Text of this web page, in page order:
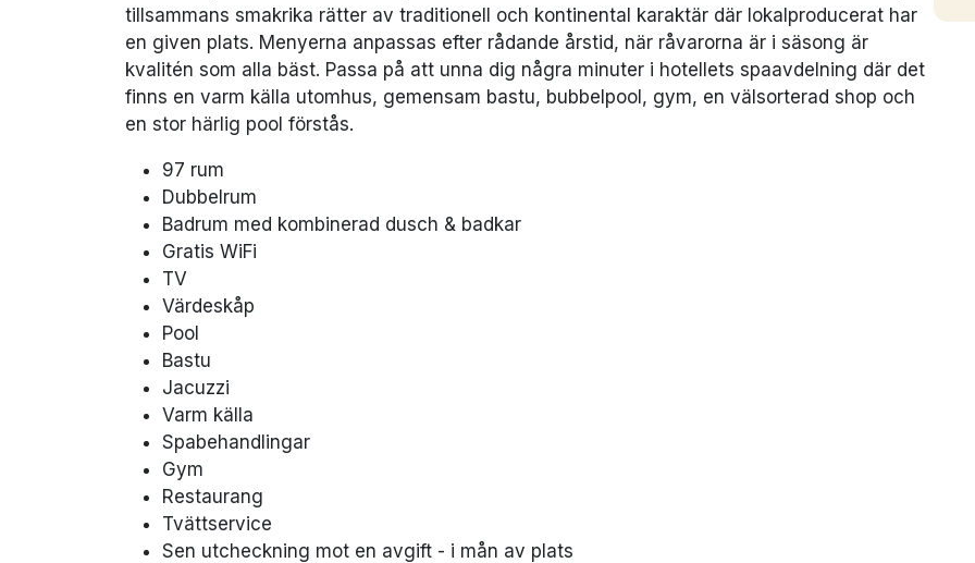
tillsammans smakrika rätter av traditionell och kontinental karaktär där lokalproducerat har
en given plats. Menyerna anpassas efter rådande årstid, när råvarorna är i säsong är
kvalitén som alla bäst. Passa på att unna dig några minuter i hotellets spaavdelning där det
finns en varm källa utomhus, gemensam bastu, bubbelpool, gym, en välsorterad shop och
en stor härlig pool förstås.
97 rum
Dubbelrum
Badrum med kombinerad dusch & badkar
Gratis WiFi
TV
Värdeskåp
Pool
Bastu
Jacuzzi
Varm källa
Spabehandlingar
Gym
Restaurang
Tvättservice
Sen utcheckning mot en avgift - i mån av plats